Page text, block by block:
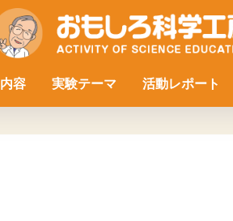
容 実験テーマ 活動レポート